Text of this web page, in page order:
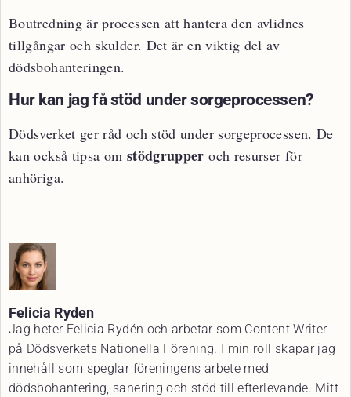
Boutredning är processen att hantera den avlidnes
tillgångar och skulder. Det är en viktig del av
dödsbohanteringen.
Hur kan jag få stöd under sorgeprocessen?
Dödsverket ger råd och stöd under sorgeprocessen. De
kan också tipsa om stödgrupper och resurser för
anhöriga.
Felicia Ryden
Jag heter Felicia Rydén och arbetar som Content Writer
på Dödsverkets Nationella Förening. I min roll skapar jag
innehåll som speglar föreningens arbete med
dödsbohantering, sanering och stöd till efterlevande. Mitt